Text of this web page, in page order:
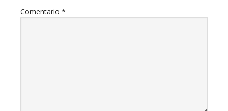
Comentario *